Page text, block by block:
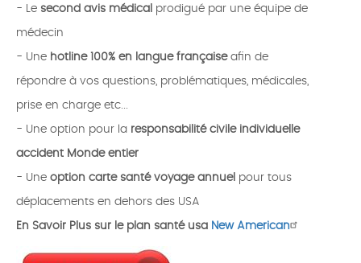
- Le second avis médical prodigué par une équipe de
médecin
- Une hotline 100% en langue française afin de
répondre à vos questions, problématiques, médicales,
prise en charge etc...
- Une option pour la responsabilité civile individuelle
accident Monde entier
- Une option carte santé voyage annuel pour tous
déplacements en dehors des USA
En Savoir Plus sur le plan santé usa New American